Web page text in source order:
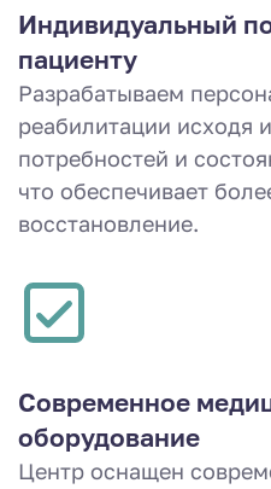
Индивидуальный
пациенту
Разрабатываем
реабилитации исходя
потребностей и
что обеспечивает
восстановление.
Современное
оборудование
Центр оснащен